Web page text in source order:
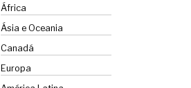
África
Ásia e Oceania
Canadá
Europa